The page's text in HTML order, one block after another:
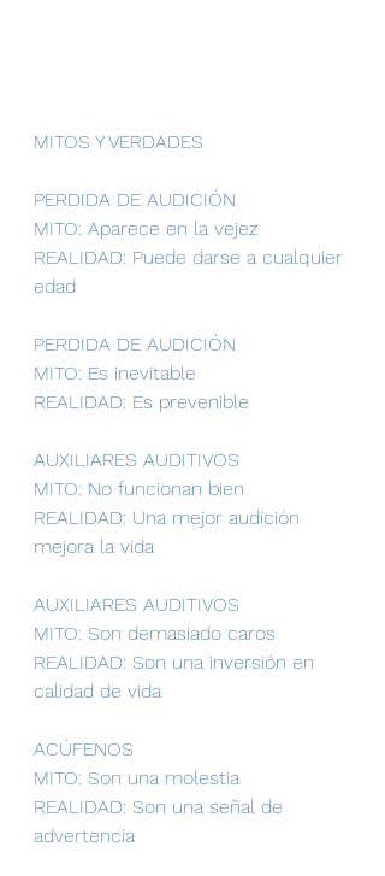
MITOS Y VERDADES
PERDIDA DE AUDICIÓN
MITO: Aparece en la vejez
REALIDAD: Puede darse a cualquier
edad
PERDIDA DE AUDICIÓN
MITO: Es inevitable
REALIDAD: Es prevenible
AUXILIARES AUDITIVOS
MITO: No funcionan bien
REALIDAD: Una mejor audición
mejora la vida
AUXILIARES AUDITIVOS
MITO: Son demasiado caros
REALIDAD: Son una inversión en
calidad de vida
ACÚFENOS
MITO: Son una molestia
REALIDAD: Son una señal de
advertencia